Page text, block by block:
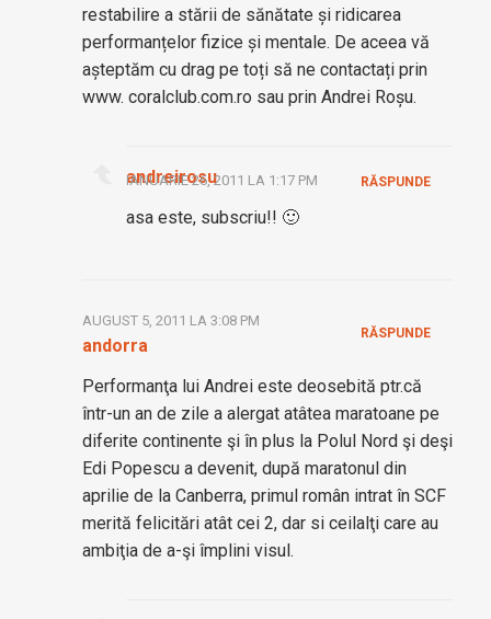
restabilire a stării de sănătate și ridicarea
performanțelor fizice și mentale. De aceea vă
așteptăm cu drag pe toți să ne contactați prin
www. coralclub.com.ro sau prin Andrei Roșu.
andreirosu
IANUARIE 26, 2011 LA 1:17 PM
asa este, subscriu!! 🙂
RĂSPUNDE
andorra
AUGUST 5, 2011 LA 3:08 PM
Performanţa lui Andrei este deosebită ptr.că
într-un an de zile a alergat atâtea maratoane pe
diferite continente şi în plus la Polul Nord şi deşi
Edi Popescu a devenit, după maratonul din
aprilie de la Canberra, primul român intrat în SCF
merită felicitări atât cei 2, dar si ceilalţi care au
ambiţia de a-şi împlini visul.
RĂSPUNDE